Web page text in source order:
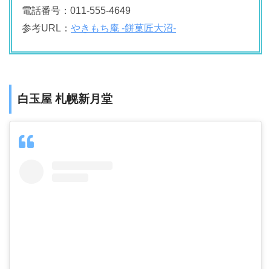
電話番号：011-555-4649
参考URL： やきもち庵 -餅菓匠大沼-
白玉屋 札幌新月堂